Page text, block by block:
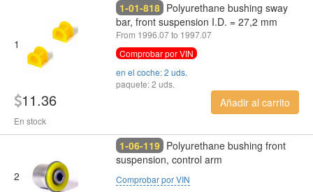
1
1-01-818 Polyurethane bushing sway
bar, front suspension I.D. = 27,2 mm
From 1996.07 to 1997.07
Comprobar por VIN
en el coche: 2 uds.
paquete: 2 uds.
11.36
En stock
Añadir al carrito
2
1-06-119 Polyurethane bushing front
suspension, control arm
Comprobar por VIN